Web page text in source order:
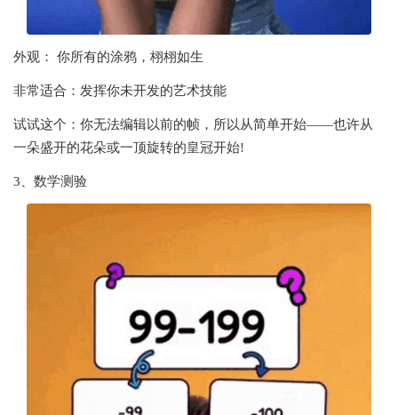
外观： 你所有的涂鸦，栩栩如生
非常适合：发挥你未开发的艺术技能
试试这个：你无法编辑以前的帧，所以从简单开始——也许从
一朵盛开的花朵或一顶旋转的皇冠开始!
3、数学测验